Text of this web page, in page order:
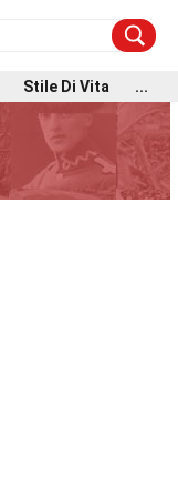
Stile Di Vita ...